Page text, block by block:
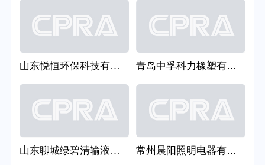
山东悦恒环保科技有限公司 青岛中孚科力橡塑有限公司
山东聊城绿碧清输液瓶回收有限公司 常州晨阳照明电器有限公司